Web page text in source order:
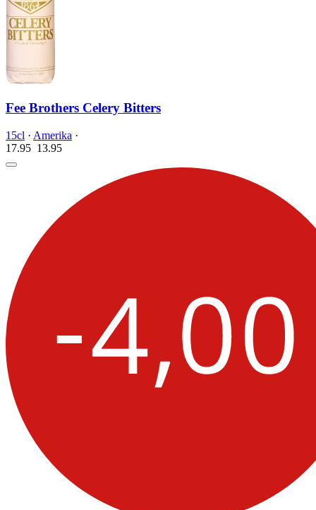
Fee Brothers Celery Bitters
15cl · Amerika ·
17.95 13.95